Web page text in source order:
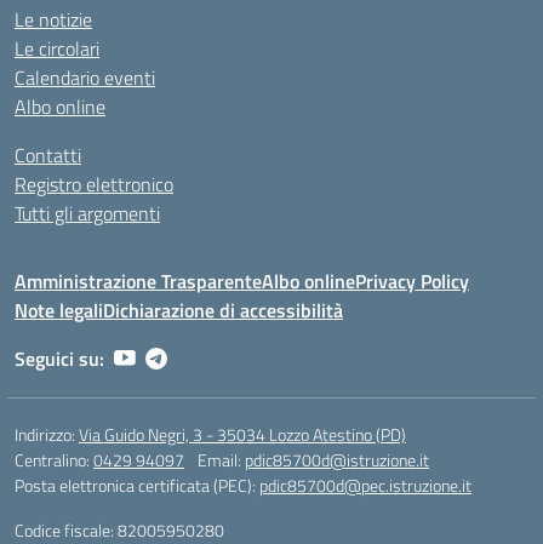
Le notizie
Le circolari
Calendario eventi
Albo online
Contatti
Registro elettronico
Tutti gli argomenti
Amministrazione TrasparenteAlbo onlinePrivacy Policy
Note legaliDichiarazione di accessibilità
Seguici su:
Indirizzo:Via Guido Negri, 3 - 35034 Lozzo Atestino (PD)
Centralino:0429 94097 Email: pdic85700d@istruzione.it
Posta elettronica certificata (PEC): pdic85700d@pec.istruzione.it
Codice fiscale: 82005950280